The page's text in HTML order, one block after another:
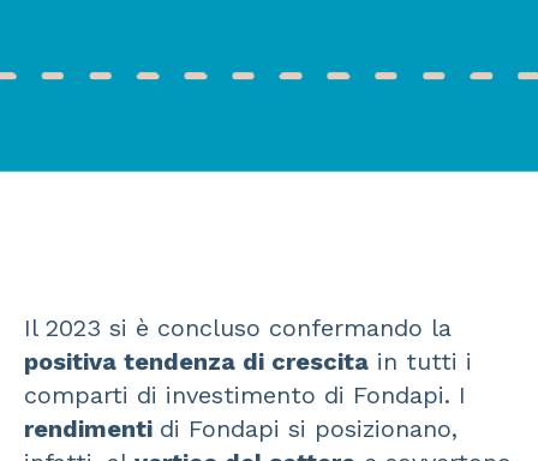
Il 2023 si è concluso confermando la
positiva tendenza di crescita in tutti i
comparti di investimento di Fondapi. I
rendimenti di Fondapi si posizionano,